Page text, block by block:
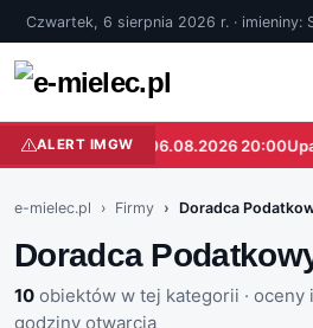
Czwartek, 6 sierpnia 2026 r. · imieniny:
ALERT IMGW
— obowiązuje do 06.08.2026 20:00
e-mielec.pl Firmy Doradca
Doradca
10 obiektów w tej kategorii · oceny
godziny otwarcia